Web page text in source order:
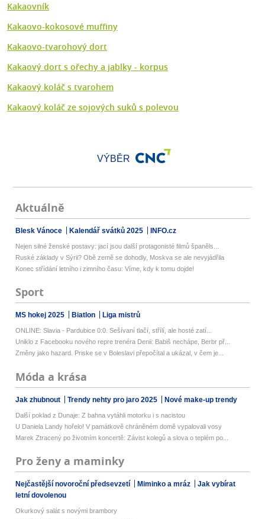
Kakaovník
Kakaovo-kokosové muffiny
Kakaovo-tvarohový dort
Kakaový dort s ořechy a jablky - korpus
Kakaový koláč s tvarohem
Kakaový koláč ze sojových suků s polevou
VÝBĚR
Aktuálně
Blesk Vánoce Kalendář svátků 2025 INFO.cz
Nejen silné ženské postavy: jací jsou další protagonisté filmů španěls...
Ruské základy v Sýrii? Obě země se dohodly, Moskva se ale nevyjádřila
Konec střídání letního i zimního času: Víme, kdy k tomu dojde!
Sport
MS hokej 2025 Biatlon Liga mistrů
ONLINE: Slavia - Pardubice 0:0. Sešívaní tlačí, střílí, ale hosté zatí...
Uniklo z Facebooku nového repre trenéra Denii: Babiš nechápe, Berbr př...
Změny jako hazard. Priske se v Boleslavi přepočítal a ukázal, v čem je...
Móda a krása
Jak zhubnout Trendy nehty pro jaro 2025 Nové make-up trendy
Další poklad z Dunaje: Z bahna vytáhli motorku i s nacistou
U Daniela Landy hořelo! V památkově chráněném domě vypalovali vosy
Marek Ztracený po životním koncertě: Závist kolegů a slova o teplém po...
Pro ženy a maminky
Nejčastější novoroční předsevzetí Miminko a mráz
Jak vybírat
letní dovolenou
Okurkový salát s novými brambory